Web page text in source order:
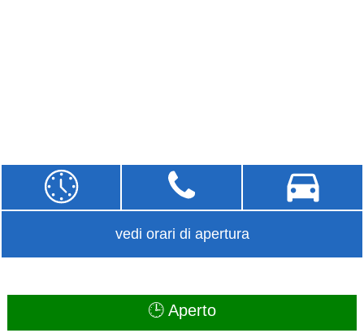
vedi orari di apertura
🕒 Aperto